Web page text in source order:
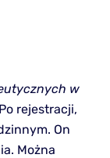
w
rejestracji,
On
Można